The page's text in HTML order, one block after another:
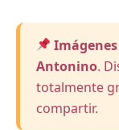
Antonino.
totalmente
compartir.